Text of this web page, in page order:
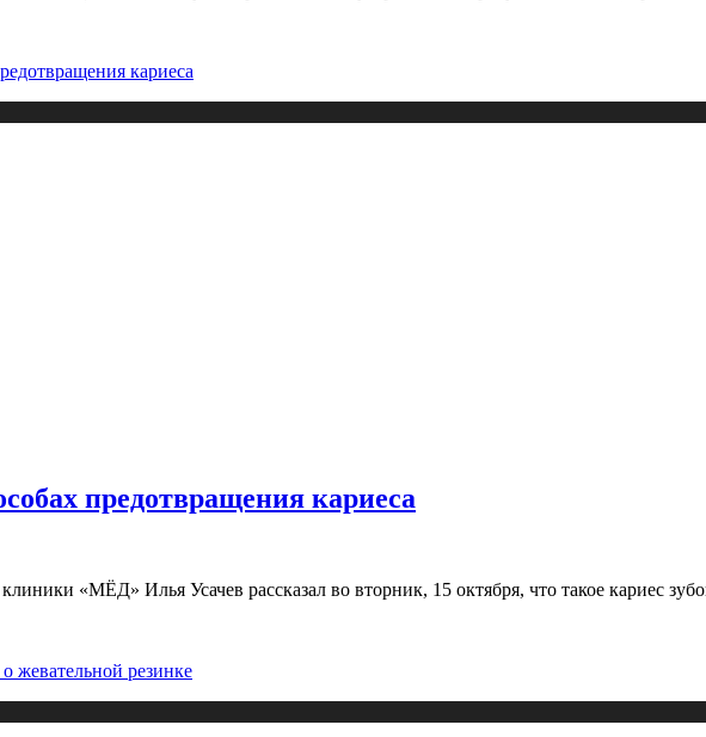
предотвращения кариеса
«МЁД» Илья Усачев рассказал во вторник, 15 октября, что такое кариес